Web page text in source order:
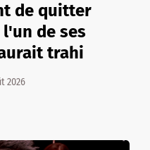
de quitter
de ses
trahi
2026